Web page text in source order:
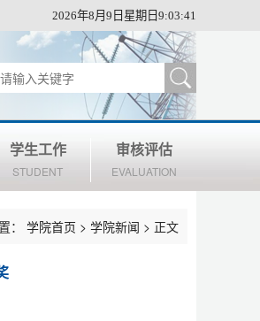
2026年8月9日星期日9:03:42
学生工作
STUDENT
审核评估
EVALUATION
： 学院首页 > 学院新闻 > 正文